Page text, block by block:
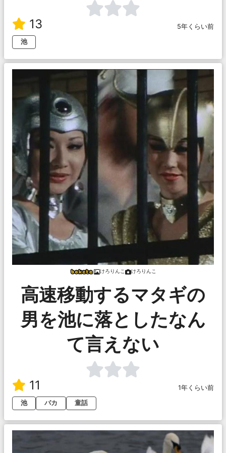
13
5年くらい前
池
けろりんこ けろりんこ
高速移動するマタギの
男を池に落としたなん
て言えない
11
1年くらい前
池
バカ 童話